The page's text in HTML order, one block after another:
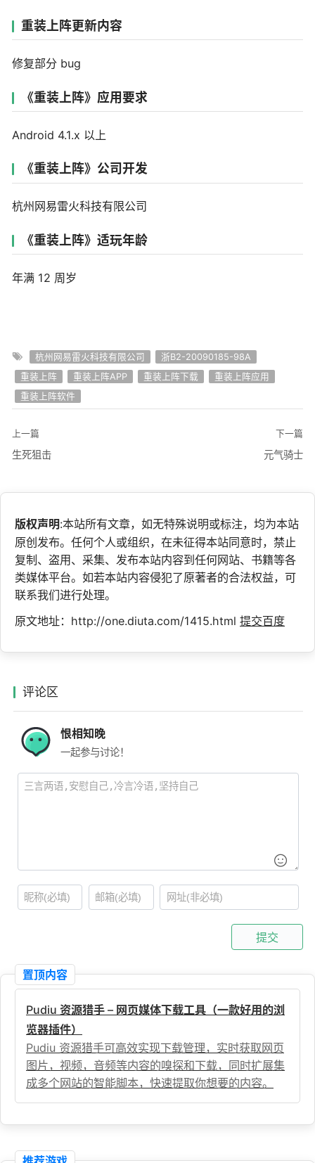
重装上阵更新内容
修复部分 bug
《重装上阵》应用要求
Android 4.1.x 以上
《重装上阵》公司开发
杭州网易雷火科技有限公司
《重装上阵》适玩年龄
年满 12 周岁
杭州网易雷火科技有限公司
浙B2-20090185-98A
重装上阵
重装上阵APP 重装上阵下载
重装上阵应用
重装上阵软件
上一篇
生死狙击
下一篇
元气骑士
版权声明:本站所有文章，如无特殊说明或标注，均为本站
原创发布。任何个人或组织，在未征得本站同意时，禁止
复制、盗用、采集、发布本站内容到任何网站、书籍等各
类媒体平台。如若本站内容侵犯了原著者的合法权益，可
联系我们进行处理。
原文地址：http://one.diuta.com/1415.html 提交百度
评论区
恨相知晚
一起参与讨论！
提交
置顶内容
Pudiu 资源猎手 – 网页媒体下载工具（一款好用的浏
览器插件）
Pudiu 资源猎手可高效实现下载管理，实时获取网页
图片，视频，音频等内容的嗅探和下载，同时扩展集
成多个网站的智能脚本，快速提取你想要的内容。